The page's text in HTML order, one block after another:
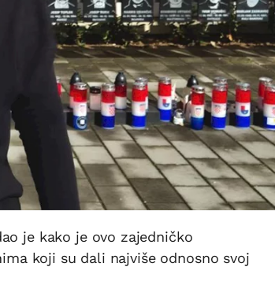
je kako je ovo zajedničko
koji su dali najviše odnosno svoj